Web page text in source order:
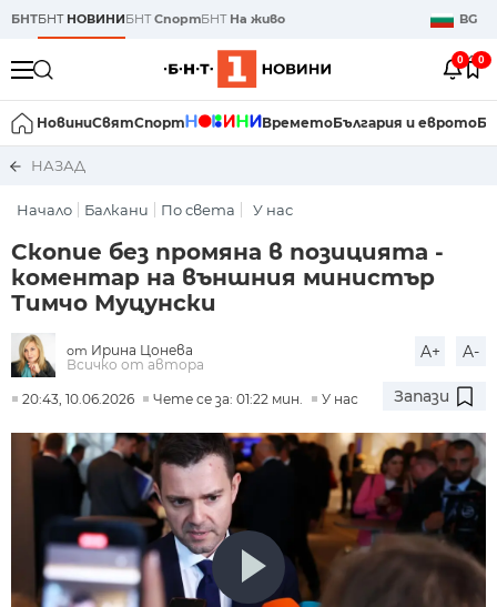
БНТБНТ НОВИНИБНТСпортБНТ На живо BG
0 0
НовиниСвятСпорт ВреметоБългария и еврото
НАЗАД
Начало Балкани По света У нас
Скопие без промяна в позицията -
коментар на външния министър
Тимчо Муцунски
от Ирина Цонева
Всичко от автора
A+ A-
20:43, 10.06.2026 Чете се за: 01:22 мин. У нас Запази